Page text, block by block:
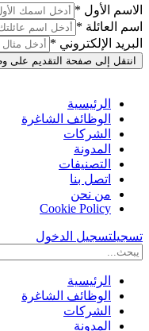
الاسم الأول *
اسم العائلة *
البريد الإلكتروني *
انتقل إلى صفحة التقديم على
الرئيسية
الوظائف الشاغرة
الشركات
المدونة
التصنيفات
اتصل بنا
من نحن
Cookie Policy
تسجيلتسجيل الدخول
الرئيسية
الوظائف الشاغرة
الشركات
المدونة